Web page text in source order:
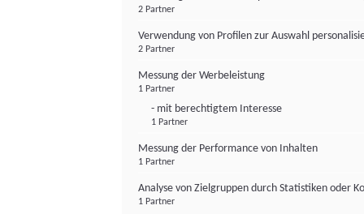
2 Partner
Verwendung von Profilen zur Auswahl
2 Partner
Messung der Werbeleistung
1 Partner
- mit berechtigtem Interesse
1 Partner
Messung der Performance von Inhalten
1 Partner
Analyse von Zielgruppen durch Statistiken oder
1 Partner